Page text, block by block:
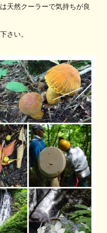
天然クーラーで気持ちが良
さい。